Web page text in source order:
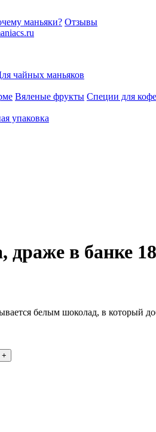
маньяки? Отзывы
чайных маньяков
Вяленые фрукты Специи для
упаковка
драже в
белым шоколад, в который
+